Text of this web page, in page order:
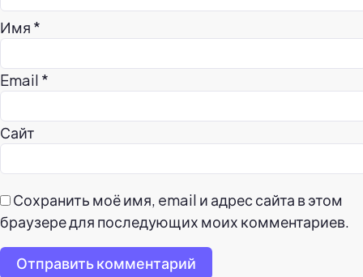
Имя *
Email *
Сайт
Сохранить моё имя, email и адрес сайта в этом
браузере для последующих моих комментариев.
Отправить комментарий